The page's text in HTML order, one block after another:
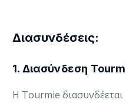
Διασυνδέσεις:
1. Διασύνδεση
Η Tourmie